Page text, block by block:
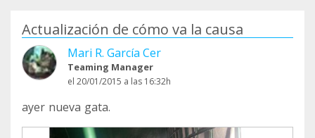
Actualización de cómo va la causa
Mari R. García Cer
Teaming Manager
el 20/01/2015 a las 16:32h
ayer nueva gata.